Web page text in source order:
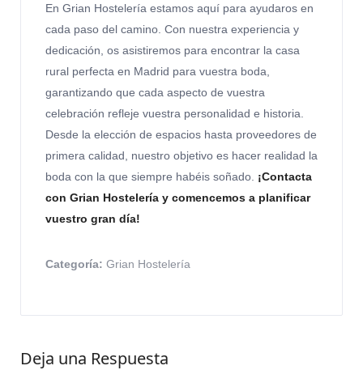
En Grian Hostelería estamos aquí para ayudaros en
cada paso del camino. Con nuestra experiencia y
dedicación, os asistiremos para encontrar la casa
rural perfecta en Madrid para vuestra boda,
garantizando que cada aspecto de vuestra
celebración refleje vuestra personalidad e historia.
Desde la elección de espacios hasta proveedores de
primera calidad, nuestro objetivo es hacer realidad la
boda con la que siempre habéis soñado. ¡Contacta
con Grian Hostelería y comencemos a planificar
vuestro gran día!
Categoría: Grian Hostelería
Deja una Respuesta